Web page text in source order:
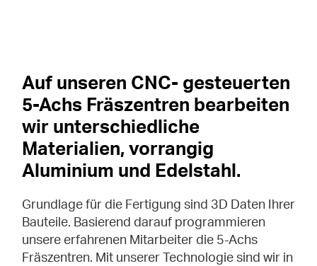
Auf unseren CNC- gesteuerten
5-Achs Fräszentren bearbeiten
wir unterschiedliche
Materialien, vorrangig
Aluminium und Edelstahl.
Grundlage für die Fertigung sind 3D Daten Ihrer
Bauteile. Basierend darauf programmieren
unsere erfahrenen Mitarbeiter die 5-Achs
Fräszentren. Mit unserer Technologie sind wir in